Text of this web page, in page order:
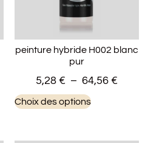
peinture hybride H002 blanc
pur
5,28 € – 64,56 €
Choix des options